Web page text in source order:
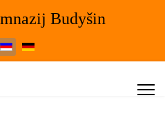
Budyšin
Select your language